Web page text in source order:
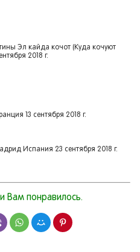
Эл кайда кочот (Куда кочуют
2018 г.
13 сентября 2018 г.
Испания 23 сентября 2018 г.
Вам понравилось.